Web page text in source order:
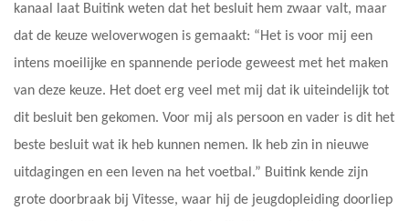
kanaal laat Buitink weten dat het besluit hem zwaar valt, maar
dat de keuze weloverwogen is gemaakt: “Het is voor mij een
intens moeilijke en spannende periode geweest met het maken
van deze keuze. Het doet erg veel met mij dat ik uiteindelijk tot
dit besluit ben gekomen. Voor mij als persoon en vader is dit het
beste besluit wat ik heb kunnen nemen. Ik heb zin in nieuwe
uitdagingen en een leven na het voetbal.” Buitink kende zijn
grote doorbraak bij Vitesse, waar hij de jeugdopleiding doorliep